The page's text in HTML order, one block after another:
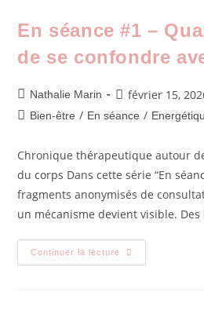
En séance #1 –
de se confondre
Nathalie Marin février 15,
Bien-être / En séance /
Chronique thérapeutique autour
du corps Dans cette série “En
fragments anonymisés de
un mécanisme devient visible.
Continuer la lecture